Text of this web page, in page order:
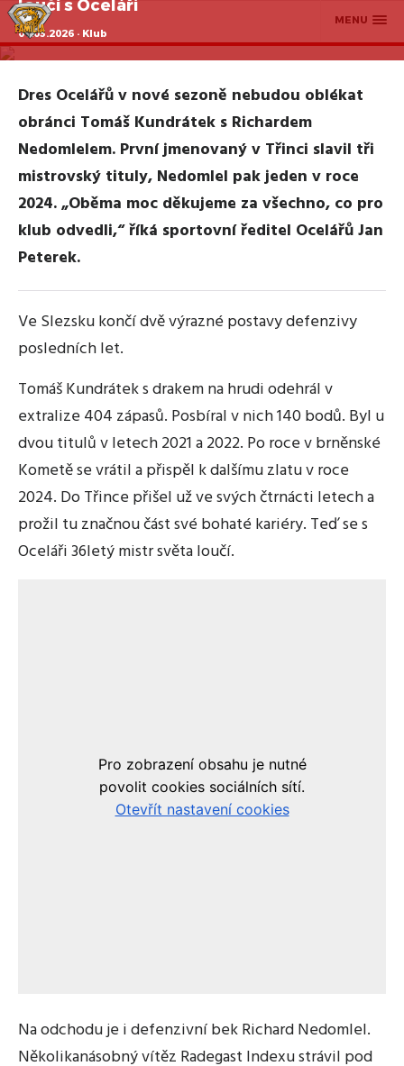
MENU
loučí s Oceláři
01.05.2026 · Klub
Dres Ocelářů v nové sezoně nebudou oblékat
obránci Tomáš Kundrátek s Richardem
Nedomlelem. První jmenovaný v Třinci slavil tři
mistrovský tituly, Nedomlel pak jeden v roce
2024. „Oběma moc děkujeme za všechno, co pro
klub odvedli,“ říká sportovní ředitel Ocelářů Jan
Peterek.
Ve Slezsku končí dvě výrazné postavy defenzivy
posledních let.
Tomáš Kundrátek s drakem na hrudi odehrál v
extralize 404 zápasů. Posbíral v nich 140 bodů. Byl u
dvou titulů v letech 2021 a 2022. Po roce v brněnské
Kometě se vrátil a přispěl k dalšímu zlatu v roce
2024. Do Třince přišel už ve svých čtrnácti letech a
prožil tu značnou část své bohaté kariéry. Teď se s
Oceláři 36letý mistr světa loučí.
Na odchodu je i defenzivní bek Richard Nedomlel.
Několikanásobný vítěz Radegast Indexu strávil pod